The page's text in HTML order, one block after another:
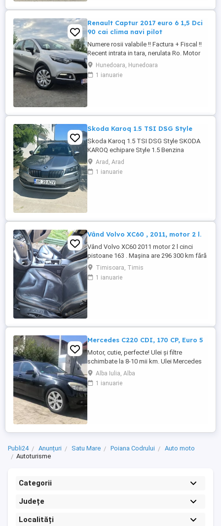
Banca Transilvania, Mogo, ...
Renault Captur 2017 euro 6 1,5 Dci
90 cai clima navi pilot
Numere rosii valabile !! Factura + Fiscal !!
Recent intrata in tara, nerulata Ro. Motor
de 1,5 diesel, 90 cai, euro 6. Cutie
manuala. Consum 4,5 %. Km Reali. Carte
service ! Fara elemente revopsite.
Hunedoara, Hunedoara
1 ianuarie
Skoda Karoq 1.5 TSI DSG Style
Skoda Karoq 1.5 TSI DSG Style SKODA
KAROQ echipare Style 1.5 Benzina
Automatic Acest SUV din 2020
impresionează prin designul său modern
și confortul oferit. Vehiculul este bine
Arad, Arad
1 ianuarie
Vând Volvo XC60 , 2011, motor 2 l.
Vând Volvo XC60 2011 motor 2 l cinci
pistoane 163 . Mașina are 296 300 km fără
probleme mecanice si estetice. Dotări
scaune piele cu reglaje automate , cutie
manuala , GPS si camera marșarier,
Timisoara, Timis
1 ianuarie
Mercedes C220 CDI, 170 CP, Euro 5
Motor, cutie, perfecte! Ulei și filtre
schimbate la 8-10 mii km. Ulei Mercedes
15 W - 30. Echipamente si caracteristici
speciale: Sistem de navigație COMAND
APS: Sistem de navigație integrat
Alba Iulia, Alba
1 ianuarie
Publi24 Anunțuri Satu Mare Poiana Codrului
Auto moto
Autoturisme
Categorii
Județe
Localități